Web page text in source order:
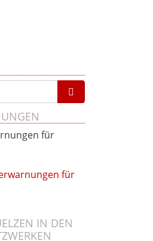
für
IN DEN